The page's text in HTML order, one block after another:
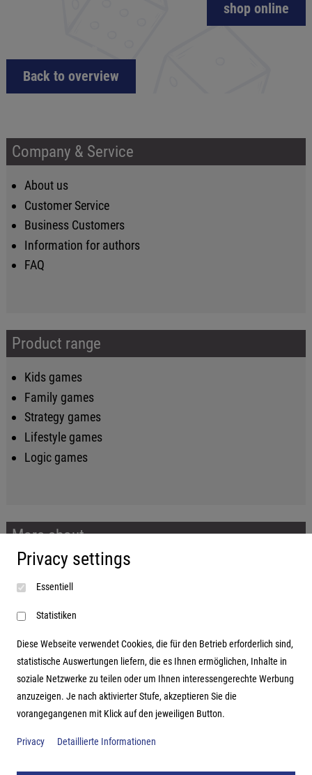
shop online
Back to overview
Company & Service
About us
Customer Service
Business Customers
Information for authors
FAQ
Product range
Kids games
Family games
Strategy games
Lifestyle games
Logic games
More about...
Imprint
Terms and conditions
Data protection
Address
Hutter Trade GmbH + Co KG
Bgm.-Landmann-Platz 1-5
Privacy settings
Essentiell
Statistiken
Diese Webseite verwendet Cookies, die für den Betrieb erforderlich sind,
statistische Auswertungen liefern, die es Ihnen ermöglichen, Inhalte in
soziale Netzwerke zu teilen oder um Ihnen interessengerechte Werbung
anzuzeigen. Je nach aktivierter Stufe, akzeptieren Sie die
vorangegangenen mit Klick auf den jeweiligen Button.
Privacy Detaillierte Informationen